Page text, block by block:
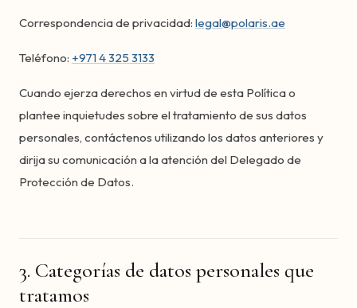
Correspondencia de privacidad: legal@polaris.ae
Teléfono: +971 4 325 3133
Cuando ejerza derechos en virtud de esta Política o
plantee inquietudes sobre el tratamiento de sus datos
personales, contáctenos utilizando los datos anteriores y
dirija su comunicación a la atención del Delegado de
Protección de Datos.
3. Categorías de datos personales que
tratamos